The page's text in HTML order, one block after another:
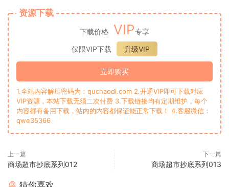
资源下载
下载价格 VIP专享
仅限VIP下载
升级VIP
立即购买
1.全站内容解压密码为：quchaodi.com 2.开通VIP即可下载对应
VIP资源，本站下载无须二次付费 3.下载链接均有定期维护，每个
内容都有备用下载，站内的内容都保证能正常下载！ 4.客服微信：
qwe35366
上一篇
商场超市抄底系列012
下一篇
商场超市抄底系列013
猜你喜欢